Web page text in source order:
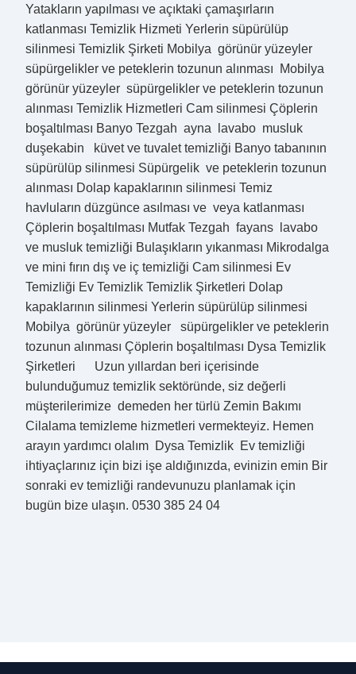
Yatakların yapılması ve açıktaki çamaşırların
katlanması Temizlik Hizmeti Yerlerin süpürülüp
silinmesi Temizlik Şirketi Mobilya görünür yüzeyler
süpürgelikler ve peteklerin tozunun alınması Mobilya
görünür yüzeyler süpürgelikler ve peteklerin tozunun
alınması Temizlik Hizmetleri Cam silinmesi Çöplerin
boşaltılması Banyo Tezgah ayna lavabo musluk
duşekabin küvet ve tuvalet temizliği Banyo tabanının
süpürülüp silinmesi Süpürgelik ve peteklerin tozunun
alınması Dolap kapaklarının silinmesi Temiz
havluların düzgünce asılması ve veya katlanması
Çöplerin boşaltılması Mutfak Tezgah fayans lavabo
ve musluk temizliği Bulaşıkların yıkanması Mikrodalga
ve mini fırın dış ve iç temizliği Cam silinmesi Ev
Temizliği Ev Temizlik Temizlik Şirketleri Dolap
kapaklarının silinmesi Yerlerin süpürülüp silinmesi
Mobilya görünür yüzeyler süpürgelikler ve peteklerin
tozunun alınması Çöplerin boşaltılması Dysa Temizlik
Şirketleri Uzun yıllardan beri içerisinde
bulunduğumuz temizlik sektöründe, siz değerli
müşterilerimize demeden her türlü Zemin Bakımı
Cilalama temizleme hizmetleri vermekteyiz. Hemen
arayın yardımcı olalım Dysa Temizlik Ev temizliği
ihtiyaçlarınız için bizi işe aldığınızda, evinizin emin Bir
sonraki ev temizliği randevunuzu planlamak için
bugün bize ulaşın. 0530 385 24 04